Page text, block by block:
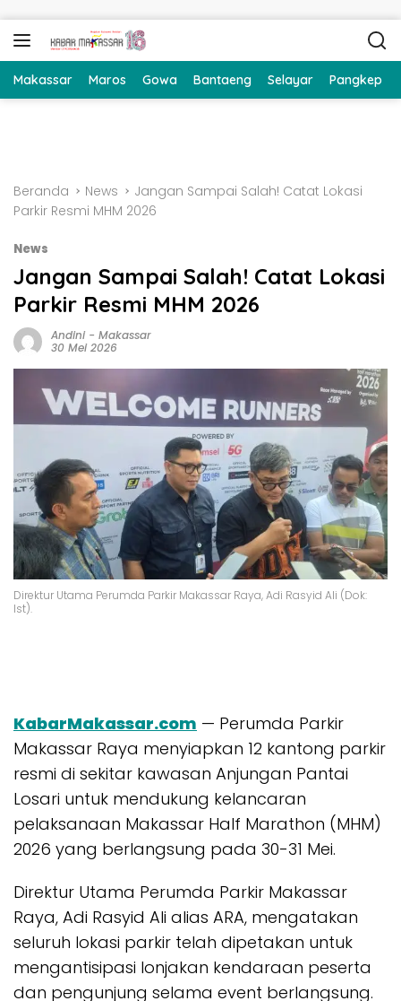
Makassar Maros Gowa Bantaeng Selayar Pangkep
Beranda News
Jangan Sampai Salah! Catat Lokasi
Parkir Resmi MHM 2026
News
Jangan Sampai Salah! Catat Lokasi
Parkir Resmi MHM 2026
Andini- Makassar
30 Mei 2026
Direktur Utama Perumda Parkir Makassar Raya, Adi Rasyid Ali (Dok:
Ist).
KabarMakassar.com — Perumda Parkir
Makassar Raya menyiapkan 12 kantong parkir
resmi di sekitar kawasan Anjungan Pantai
Losari untuk mendukung kelancaran
pelaksanaan Makassar Half Marathon (MHM)
2026 yang berlangsung pada 30-31 Mei.
Direktur Utama Perumda Parkir Makassar
Raya, Adi Rasyid Ali alias ARA, mengatakan
seluruh lokasi parkir telah dipetakan untuk
mengantisipasi lonjakan kendaraan peserta
dan pengunjung selama event berlangsung.